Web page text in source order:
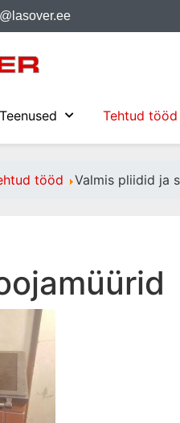
Teenused Tehtud tööd
tööd Valmis pliidid ja